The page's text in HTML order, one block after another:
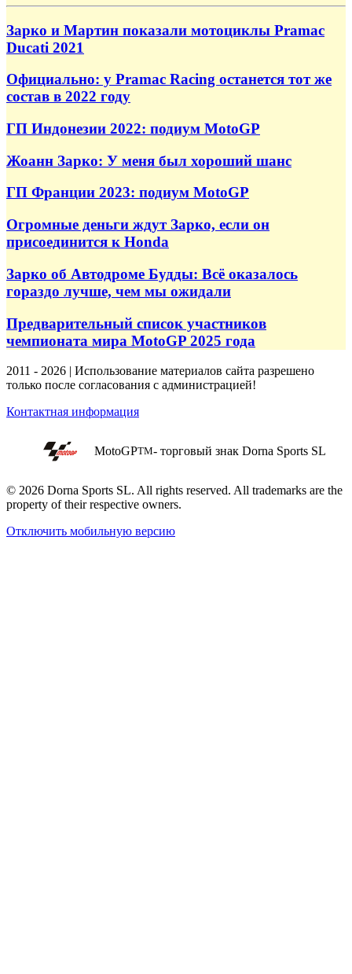
Зарко и Мартин показали мотоциклы Pramac
Ducati 2021
Официально: у Pramac Racing останется тот же
состав в 2022 году
ГП Индонезии 2022: подиум MotoGP
Жоанн Зарко: У меня был хороший шанс
ГП Франции 2023: подиум MotoGP
Огромные деньги ждут Зарко, если он
присоединится к Honda
Зарко об Автодроме Будды: Всё оказалось
гораздо лучше, чем мы ожидали
Предварительный список участников
чемпионата мира MotoGP 2025 года
2011 - 2026 | Использование материалов сайта разрешено
только после согласования с администрацией!
Контактная информация
MotoGPTM- торговый знак Dorna Sports SL
© 2026 Dorna Sports SL. All rights reserved. All trademarks are the
property of their respective owners.
Отключить мобильную версию